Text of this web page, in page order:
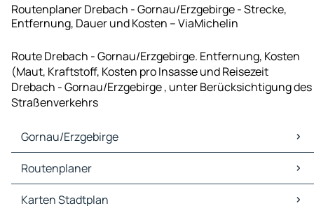
Routenplaner Drebach - Gornau/Erzgebirge - Strecke,
Entfernung, Dauer und Kosten – ViaMichelin
Route Drebach - Gornau/Erzgebirge. Entfernung, Kosten
(Maut, Kraftstoff, Kosten pro Insasse und Reisezeit
Drebach - Gornau/Erzgebirge , unter Berücksichtigung des
Straßenverkehrs
Gornau/Erzgebirge
Gornau/Erzgebirge Karten Stadtplan
Gornau/Erzgebirge Verkehr
Gornau/Erzgebirge Hotels
Routenplaner
Routenplaner Gornau/Erzgebirge - Chemnitz
Karten Stadtplan